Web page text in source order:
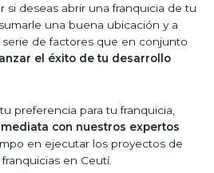
si deseas abrir una franquicia de tu
una buena ubicación y a
de factores que en conjunto
el éxito de tu desarrollo
preferencia para tu franquicia,
con nuestros expertos
en ejecutar los proyectos de
en Ceutí.